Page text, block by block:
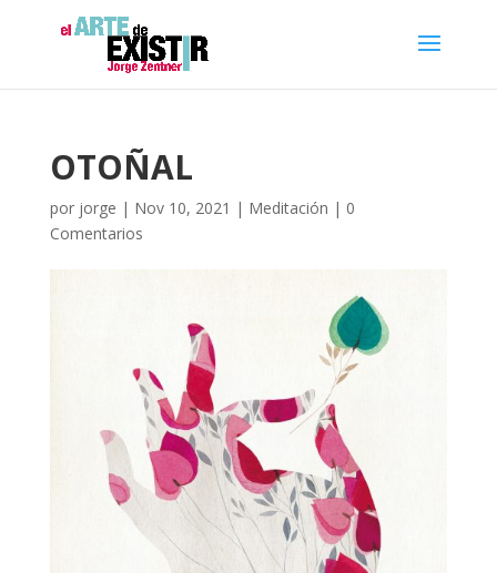
OTOÑAL
por jorge | Nov 10, 2021 | Meditación | 0
Comentarios